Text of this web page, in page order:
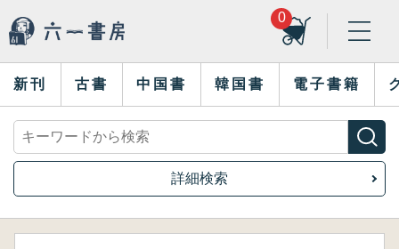
0
新刊 古書 中国書 韓国書 電子書籍
詳細検索